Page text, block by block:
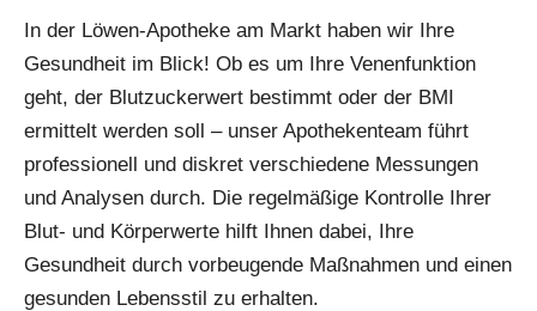
In der Löwen-Apotheke am Markt haben wir Ihre
Gesundheit im Blick! Ob es um Ihre Venenfunktion
geht, der Blutzuckerwert bestimmt oder der BMI
ermittelt werden soll – unser Apothekenteam führt
professionell und diskret verschiedene Messungen
und Analysen durch. Die regelmäßige Kontrolle Ihrer
Blut- und Körperwerte hilft Ihnen dabei, Ihre
Gesundheit durch vorbeugende Maßnahmen und einen
gesunden Lebensstil zu erhalten.